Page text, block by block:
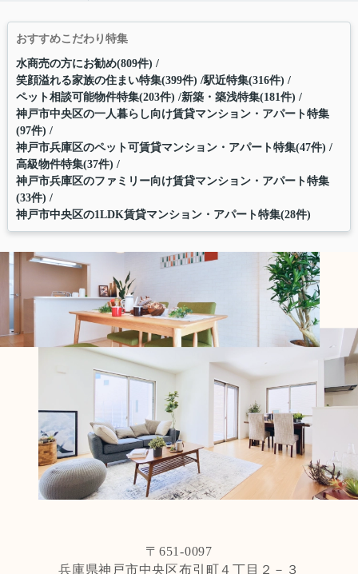
おすすめこだわり特集
水商売の方にお勧め(809件)
笑顔溢れる家族の住まい特集(399件) 駅近特集(316件)
ペット相談可能物件特集(203件) 新築・築浅特集(181件)
神戸市中央区の一人暮らし向け賃貸マンション・アパート特集
(97件)
神戸市兵庫区のペット可賃貸マンション・アパート特集(47件)
高級物件特集(37件)
神戸市兵庫区のファミリー向け賃貸マンション・アパート特集
(33件)
神戸市中央区の1LDK賃貸マンション・アパート特集(28件)
〒651-0097
兵庫県神戸市中央区布引町４丁目２－３